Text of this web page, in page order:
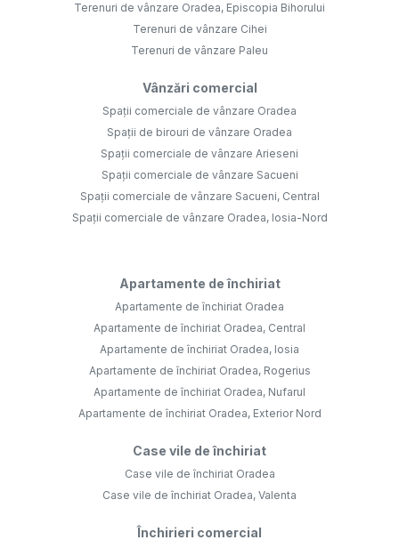
Terenuri de vânzare Oradea, Episcopia Bihorului
Terenuri de vânzare Cihei
Terenuri de vânzare Paleu
Vânzări comercial
Spații comerciale de vânzare Oradea
Spații de birouri de vânzare Oradea
Spații comerciale de vânzare Arieseni
Spații comerciale de vânzare Sacueni
Spații comerciale de vânzare Sacueni, Central
Spații comerciale de vânzare Oradea, Iosia-Nord
Apartamente de închiriat
Apartamente de închiriat Oradea
Apartamente de închiriat Oradea, Central
Apartamente de închiriat Oradea, Iosia
Apartamente de închiriat Oradea, Rogerius
Apartamente de închiriat Oradea, Nufarul
Apartamente de închiriat Oradea, Exterior Nord
Case vile de închiriat
Case vile de închiriat Oradea
Case vile de închiriat Oradea, Valenta
Închirieri comercial